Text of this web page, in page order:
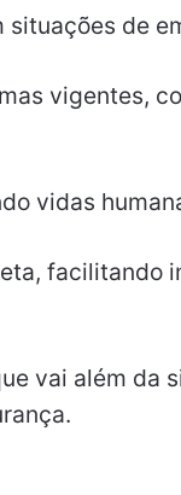
de
vigentes,
vidas
facilitando
vai além da